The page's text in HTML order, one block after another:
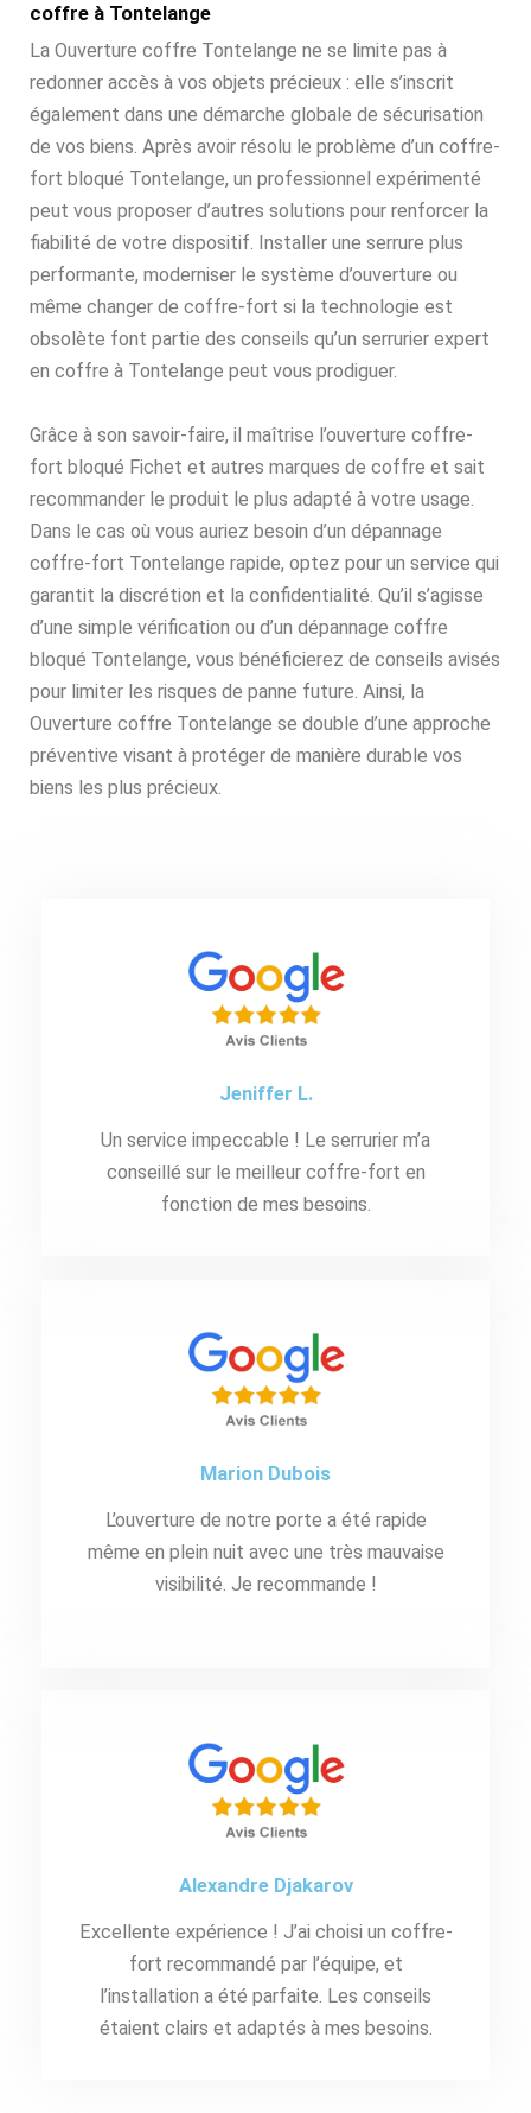
coffre à Tontelange
La Ouverture coffre Tontelange ne se limite pas à
redonner accès à vos objets précieux : elle s’inscrit
également dans une démarche globale de sécurisation
de vos biens. Après avoir résolu le problème d’un coffre-
fort bloqué Tontelange, un professionnel expérimenté
peut vous proposer d’autres solutions pour renforcer la
fiabilité de votre dispositif. Installer une serrure plus
performante, moderniser le système d’ouverture ou
même changer de coffre-fort si la technologie est
obsolète font partie des conseils qu’un serrurier expert
en coffre à Tontelange peut vous prodiguer.
Grâce à son savoir-faire, il maîtrise l’ouverture coffre-
fort bloqué Fichet et autres marques de coffre et sait
recommander le produit le plus adapté à votre usage.
Dans le cas où vous auriez besoin d’un dépannage
coffre-fort Tontelange rapide, optez pour un service qui
garantit la discrétion et la confidentialité. Qu’il s’agisse
d’une simple vérification ou d’un dépannage coffre
bloqué Tontelange, vous bénéficierez de conseils avisés
pour limiter les risques de panne future. Ainsi, la
Ouverture coffre Tontelange se double d’une approche
préventive visant à protéger de manière durable vos
biens les plus précieux.
Jeniffer L.
Un service impeccable ! Le serrurier m’a
conseillé sur le meilleur coffre-fort en
fonction de mes besoins.
Marion Dubois
L’ouverture de notre porte a été rapide
même en plein nuit avec une très mauvaise
visibilité. Je recommande !
Alexandre Djakarov
Excellente expérience ! J’ai choisi un coffre-
fort recommandé par l’équipe, et
l’installation a été parfaite. Les conseils
étaient clairs et adaptés à mes besoins.